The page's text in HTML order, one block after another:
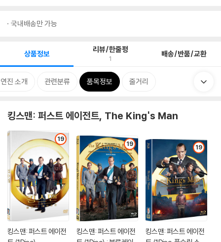
국내배송만 가능
상품정보 리뷰/한줄평
1 배송/반품/교환
진 소개 관련분류 품목정보 줄거리
킹스맨: 퍼스트 에이전트, The King's Man
19
킹스맨: 퍼스트 에이전
19
킹스맨: 퍼스트 에이전
19
킹스맨: 퍼스트 에이전